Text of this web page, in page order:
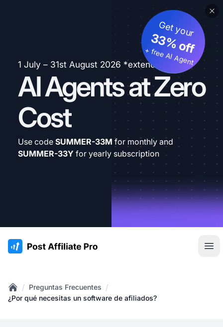
1 July – 31st August 2026 *extended
AI Agents at Zero
Cost
Get your
33% off
+ free AI Agent
Use code SUMMER-33M for monthly and
SUMMER-33Y for yearly subscription
:site.title
Home
/ Preguntas Frecuentes /
¿Por qué necesitas un software de afiliados?